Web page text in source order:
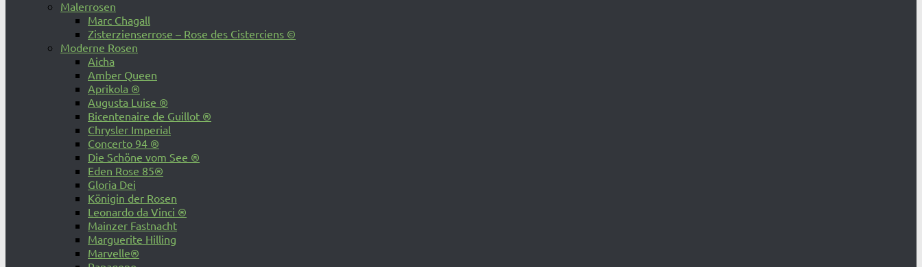
Malerrosen
Marc Chagall
Zisterzienserrose – Rose des Cisterciens ©
Moderne Rosen
Aicha
Amber Queen
Aprikola ®
Augusta Luise ®
Bicentenaire de Guillot ®
Chrysler Imperial
Concerto 94 ®
Die Schöne vom See ®
Eden Rose 85®
Gloria Dei
Königin der Rosen
Leonardo da Vinci ®
Mainzer Fastnacht
Marguerite Hilling
Marvelle®